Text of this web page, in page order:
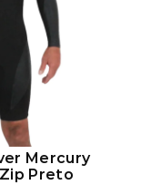
Mercury
Preto